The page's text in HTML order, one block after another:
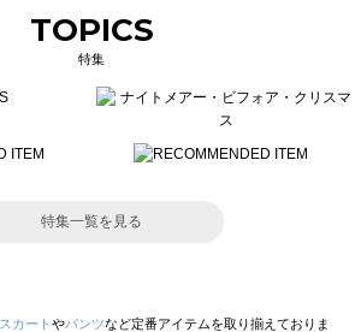
TOPICS
特集
特集一覧を見る
スカート やパンツなど定番アイテムを取り揃えておりま